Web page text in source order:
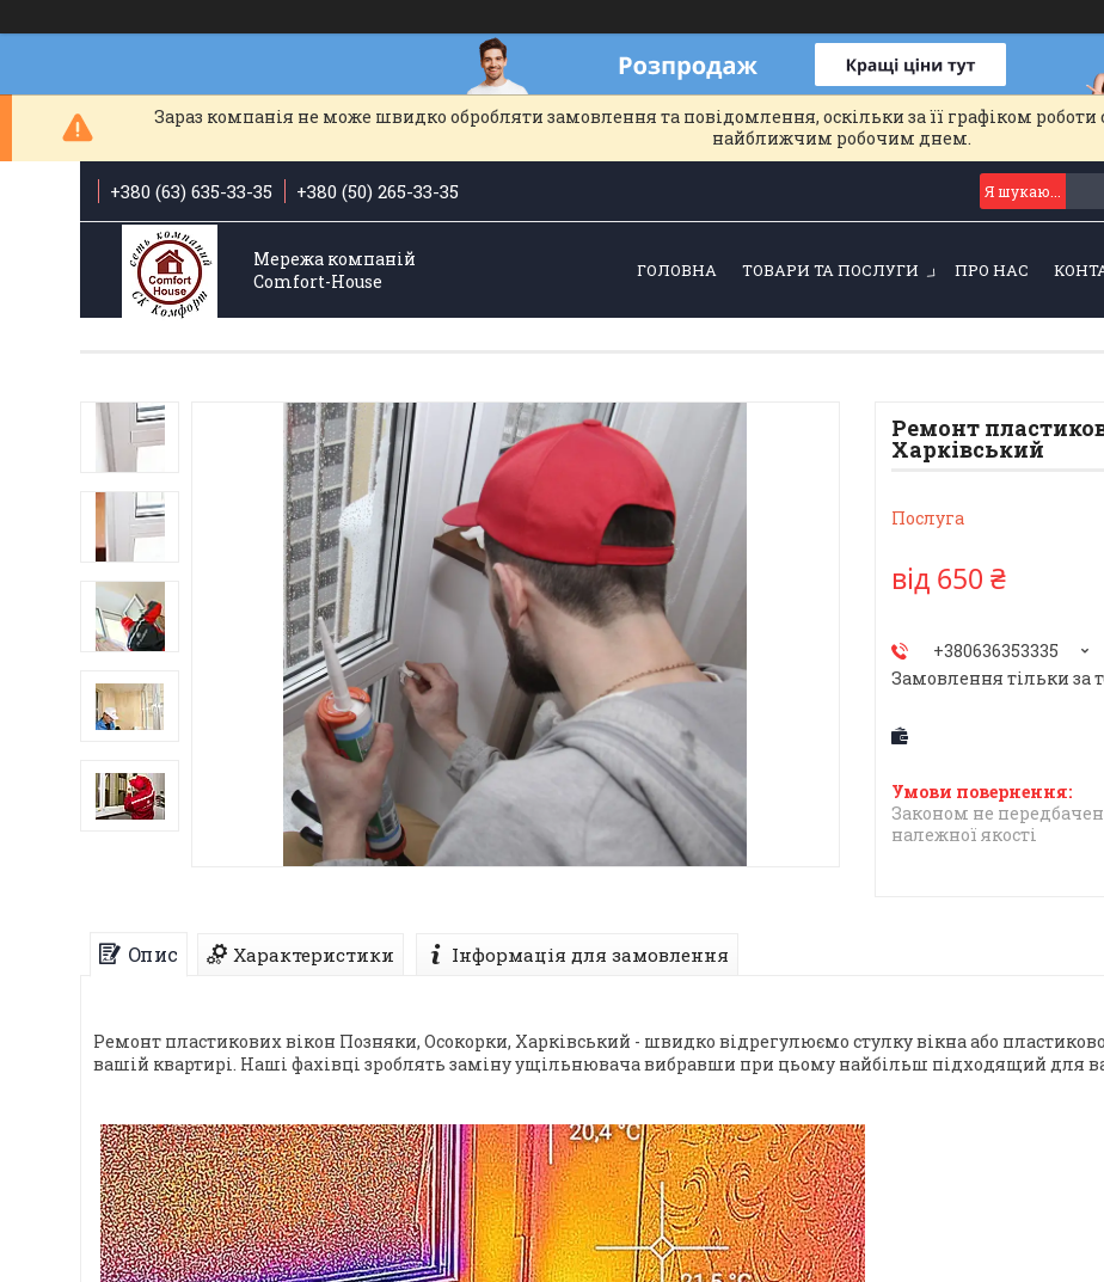
Зараз компанія не може швидко обробляти замовлення та повідомлення, оскільки за її графіком
найближчим робочим днем.
+380 (63) 635-33-35 +380 (50) 265-33-35
Мережа компаній
Comfort-Hоuse
ГОЛОВНА ТОВАРИ ТА ПОСЛУГИ ПРО НАС
Ремонт
Харківський
Послуга
від 650 ₴
+380636353335
Замовлення тільки за
Законом не
належної якості
Опис Характеристики Інформація для замовлення
Ремонт пластикових вікон Позняки, Осокорки, Харківський - швидко відрегулюємо стулку вікна або
вашій квартирі. Наші фахівці зроблять заміну ущільнювача вибравши при цьому найбільш підходящий для